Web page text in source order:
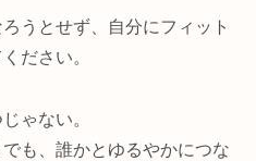
うとせず、自分にフィット
ださい。
ゃない。
も、誰かとゆるやかにつな